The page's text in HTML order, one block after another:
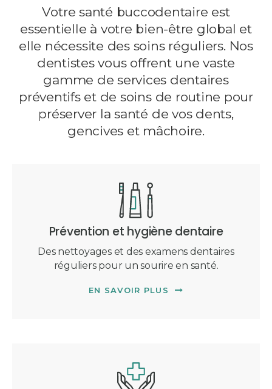
Votre santé buccodentaire est
essentielle à votre bien-être global et
elle nécessite des soins réguliers. Nos
dentistes vous offrent une vaste
gamme de services dentaires
préventifs et de soins de routine pour
préserver la santé de vos dents,
gencives et mâchoire.
Prévention et hygiène dentaire
Des nettoyages et des examens dentaires
réguliers pour un sourire en santé.
EN SAVOIR PLUS